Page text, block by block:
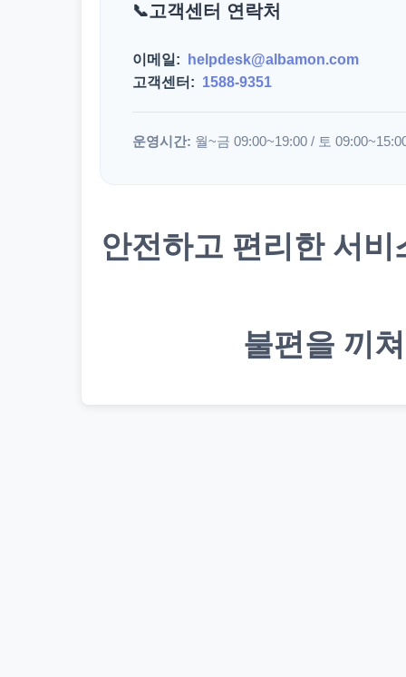
고객센터 연락처
이메일:
helpdesk@albamon.com
고객센터: 1588-9351
운영시간: 월~금 09:00~19:00 / 토
안전하고 편리한 서
불편을 끼